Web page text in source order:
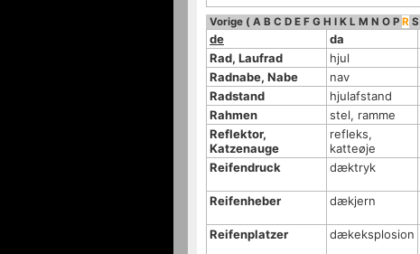
Vorige ( A B C D E F G H I K L M N O P R S
de da
Rad, Laufrad
hjul
Radnabe, Nabe
nav
Radstand
hjulafstand
Rahmen
stel, ramme
Reflektor,
Katzenauge
refleks,
katteøje
Reifendruck dæktryk
Reifenheber dækjern
Reifenplatzer
dækeksplosion